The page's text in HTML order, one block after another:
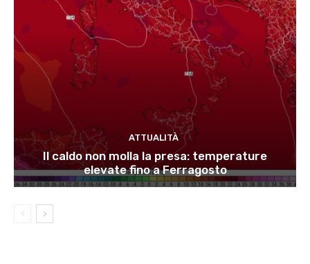
ATTUALITÀ
Il caldo non molla la presa: temperature
elevate fino a Ferragosto